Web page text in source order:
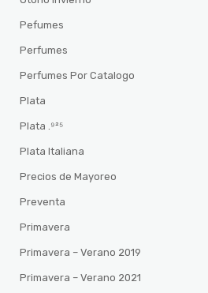
Pefumes
Perfumes
Perfumes Por Catalogo
Plata
Plata .⁹²⁵
Plata Italiana
Precios de Mayoreo
Preventa
Primavera
Primavera – Verano 2019
Primavera – Verano 2021